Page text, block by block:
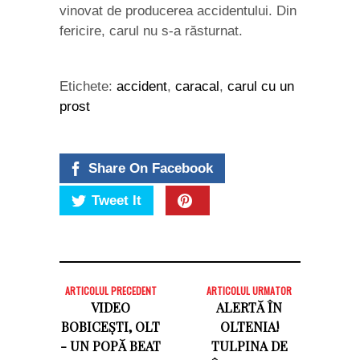
vinovat de producerea accidentului. Din
fericire, carul nu s-a răsturnat.
Etichete: accident, caracal, carul cu un
prost
Share On Facebook
Tweet It
ARTICOLUL PRECEDENT
VIDEO
BOBICEȘTI, OLT
- UN POPĂ BEAT
ARTICOLUL URMATOR
ALERTĂ ÎN
OLTENIA!
TULPINA DE